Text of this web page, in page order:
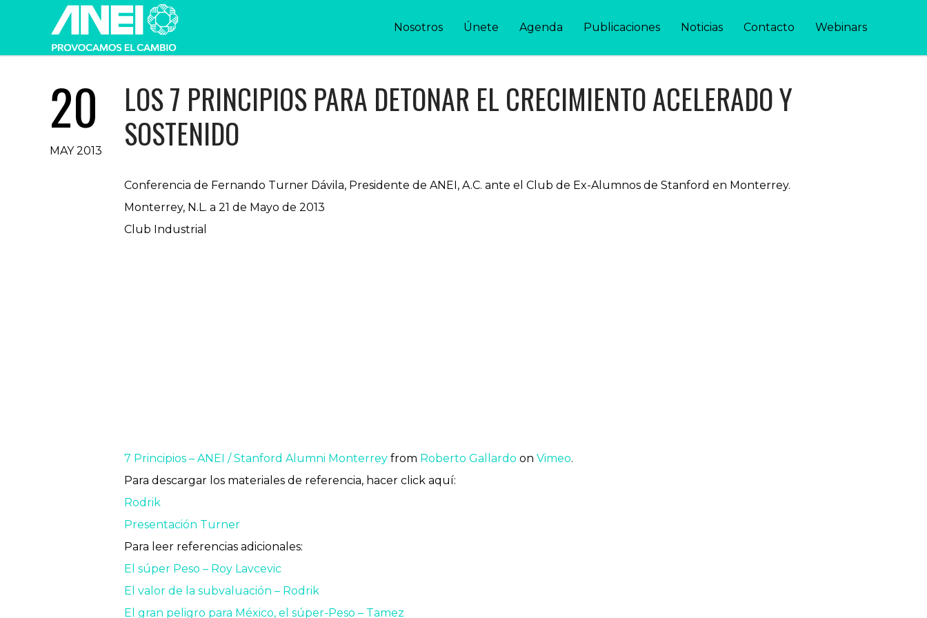
Nosotros Únete Agenda Publicaciones Noticias Contacto Webinars
20
MAY 2013
LOS 7 PRINCIPIOS PARA DETONAR EL CRECIMIENTO ACELERADO Y
SOSTENIDO
Conferencia de Fernando Turner Dávila, Presidente de ANEI, A.C. ante el Club de Ex-Alumnos de Stanford en Monterrey.
Monterrey, N.L. a 21 de Mayo de 2013
Club Industrial
7 Principios – ANEI / Stanford Alumni Monterrey from Roberto Gallardo on Vimeo.
Para descargar los materiales de referencia, hacer click aquí:
Rodrik
Presentación Turner
Para leer referencias adicionales:
El súper Peso – Roy Lavcevic
El valor de la subvaluación – Rodrik
El gran peligro para México, el súper-Peso – Tamez